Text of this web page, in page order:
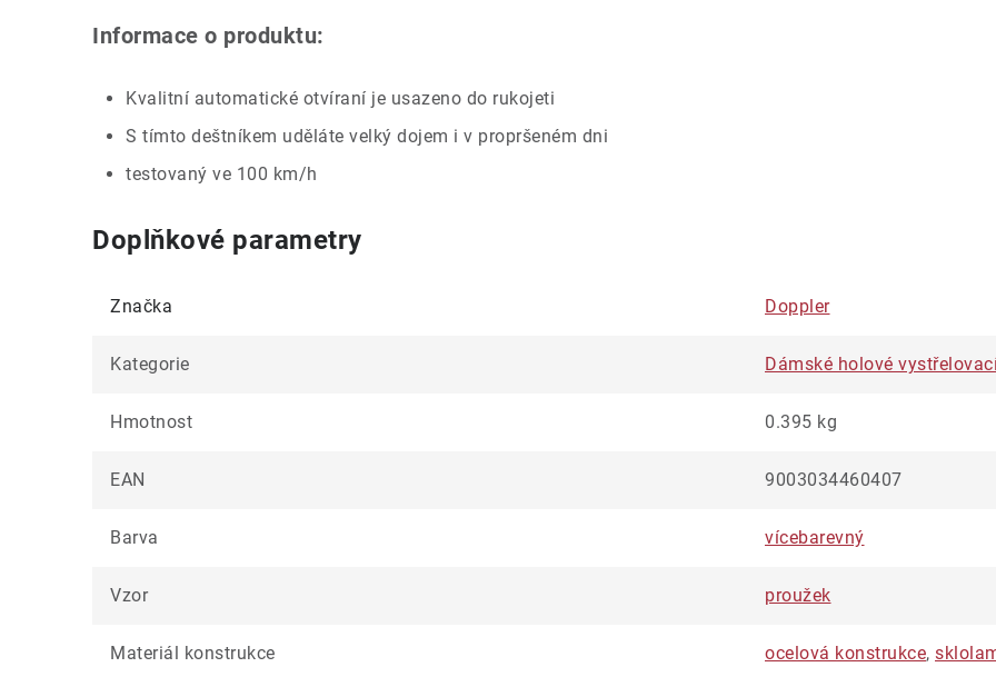
Informace o produktu:
Kvalitní automatické otvíraní je usazeno do rukojeti
S tímto deštníkem uděláte velký dojem i v propršeném dni
testovaný ve 100 km/h
Doplňkové parametry
Značka Doppler
Kategorie Dámské holové
Hmotnost 0.395 kg
EAN 9003034460407
Barva vícebarevný
Vzor proužek
Materiál konstrukce ocelová konstrukce,